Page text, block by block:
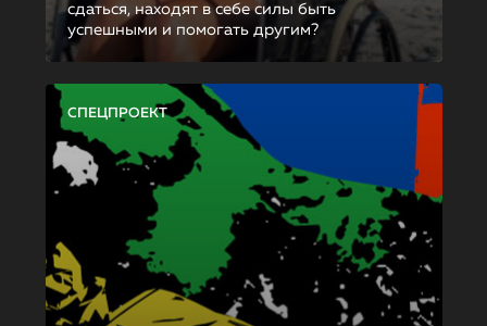
сдаться, находят в себе силы быть
успешными и помогать другим?
СПЕЦПРОЕКТ